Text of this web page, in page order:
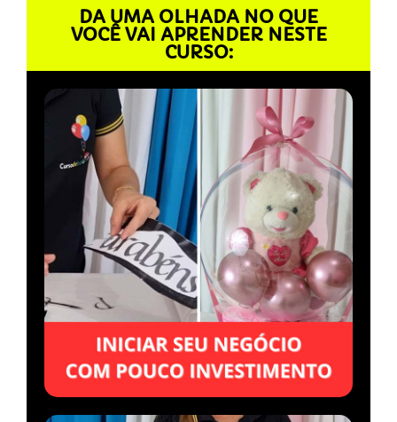
DA UMA OLHADA NO QUE
VOCÊ VAI APRENDER NESTE
CURSO: